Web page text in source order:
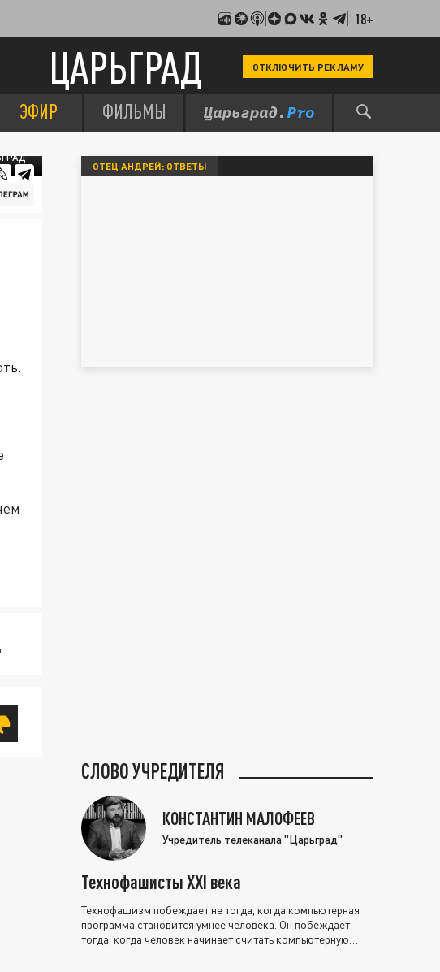
18+
ЦАРЬГРАД ОТКЛЮЧИТЬ РЕКЛАМУ
ЭФИР ФИЛЬМЫ
ОТЕЦ АНДРЕЙ: ОТВЕТЫ
СЛОВО УЧРЕДИТЕЛЯ
КОНСТАНТИН МАЛОФЕЕВ
Учредитель телеканала "Царьград"
Технофашисты XXI века
Технофашизм побеждает не тогда, когда компьютерная
программа становится умнее человека. Он побеждает
тогда, когда человек начинает считать компьютерную